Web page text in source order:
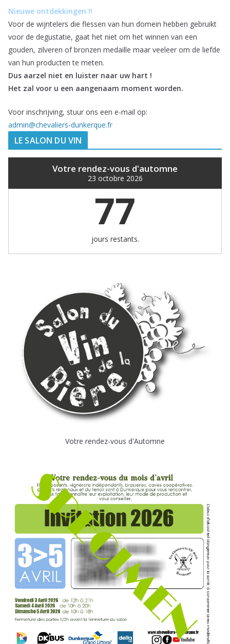
Nieuwe ontdekkingen !!
Voor de wijntelers die flessen van hun domein hebben gebruikt
voor de degustatie, gaat het niet om het winnen van een
gouden, zilveren of bronzen medaille maar veeleer om de liefde
van hun producten te meten.
Dus aarzel niet en luister naar uw hart !
Het zal voor u een aangenaam moment worden.
Voor inschrijving, stuur ons een e-mail op:
admin@chevaliers-dunkerque.fr
LE SALON DU VIN
Votre rendez-vous d'automne
23 octobre 2026
77
jours restants.
Votre rendez-vous d'Automne